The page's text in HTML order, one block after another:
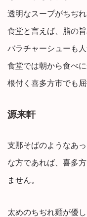
透明なスープがちぢ
食堂と言えば、脂の
バラチャーシューも
食堂では朝から食べ
根付く喜多方市でも屈
源来軒
支那そばのようなあ
な方であれば、喜多
ません。
太めのちぢれ麺が優